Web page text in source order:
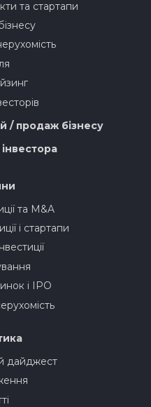
та стартапи
/ продаж бізнесу
та M&A
і стартапи
і IPO
дайджест